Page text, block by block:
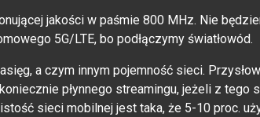
jakości w paśmie 800 MHz. Nie
5G/LTE, bo podłączymy światłowód.
a czym innym pojemność sieci.
płynnego streamingu, jeżeli z tego
sieci mobilnej jest taka, że 5-10 proc.